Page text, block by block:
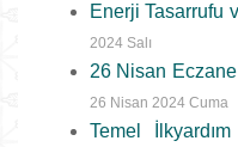
Enerji Tasarrufu
2024 Salı
26 Nisan
26 Nisan 2024 Cuma
Temel